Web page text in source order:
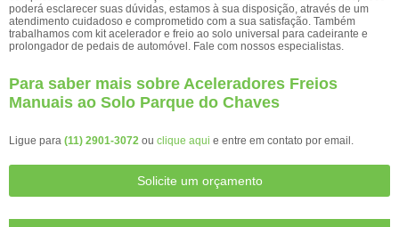
poderá esclarecer suas dúvidas, estamos à sua disposição, através de um
atendimento cuidadoso e comprometido com a sua satisfação. Também
trabalhamos com kit acelerador e freio ao solo universal para cadeirante e
prolongador de pedais de automóvel. Fale com nossos especialistas.
Para saber mais sobre Aceleradores Freios
Manuais ao Solo Parque do Chaves
Ligue para (11) 2901-3072 ou clique aqui e entre em contato por email.
Solicite um orçamento